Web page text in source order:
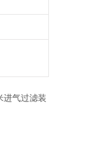
进气过滤装